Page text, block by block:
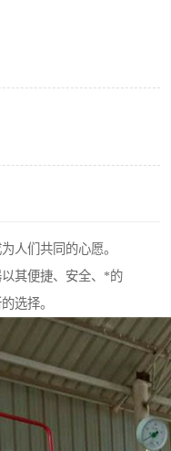
人们共同的心愿。
其便捷、安全、*的
选择。